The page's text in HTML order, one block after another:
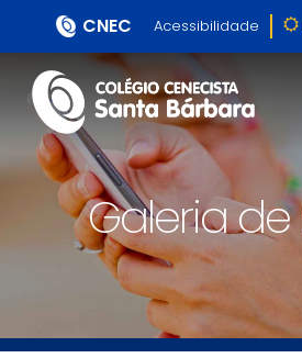
CNEC Acessibilidade
Galeria de